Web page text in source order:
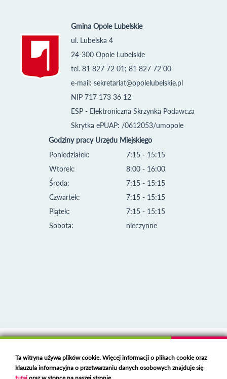
Gmina Opole Lubelskie
ul. Lubelska 4
24-300 Opole Lubelskie
tel. 81 827 72 01; 81 827 72 00
e-mail: sekretariat@opolelubelskie.pl
NIP 717 173 36 12
ESP - Elektroniczna Skrzynka Podawcza
Skrytka ePUAP: /0612053/umopole
Godziny pracy Urzędu Miejskiego
Poniedziałek:
Wtorek:
Środa:
Czwartek:
Piątek:
Sobota:
7:15 - 15:15
8:00 - 16:00
7:15 - 15:15
7:15 - 15:15
7:15 - 15:15
nieczynne
Deklaracja dostępności
Polski serwer RBLhttps://polspam.pl/
Ta witryna używa plików cookie. Więcej informacji o plikach cookie oraz
klauzula informacyjna o przetwarzaniu danych osobowych znajduje się